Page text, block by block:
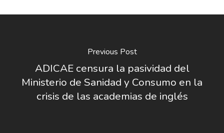
Previous Post
ADICAE censura la pasividad del
Ministerio de Sanidad y Consumo en la
crisis de las academias de inglés